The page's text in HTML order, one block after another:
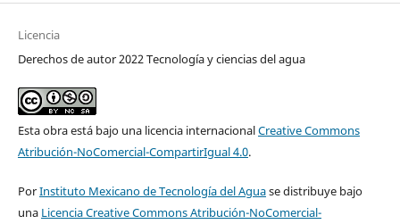
Licencia
Derechos de autor 2022 Tecnología y ciencias del agua
Esta obra está bajo una licencia internacionalCreative Commons
Atribución-NoComercial-CompartirIgual 4.0.
PorInstituto Mexicano de Tecnología del Aguase distribuye bajo
una Licencia Creative Commons Atribución-NoComercial-